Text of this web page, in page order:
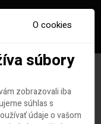
O cookies
súbory
zobrazovali iba
súhlas s
údaje o vašom